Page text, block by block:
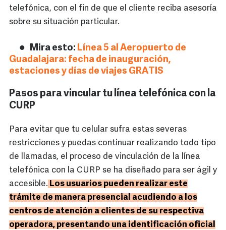
telefónica, con el fin de que el cliente reciba asesoría
sobre su situación particular.
Mira esto: Línea 5 al Aeropuerto de
Guadalajara: fecha de inauguración,
estaciones y días de viajes GRATIS
Pasos para vincular tu línea telefónica con la
CURP
Para evitar que tu celular sufra estas severas
restricciones y puedas continuar realizando todo tipo
de llamadas, el proceso de vinculación de la línea
telefónica con la CURP se ha diseñado para ser ágil y
accesible. Los usuarios pueden realizar este
trámite de manera presencial acudiendo a los
centros de atención a clientes de su respectiva
operadora, presentando una identificación oficial